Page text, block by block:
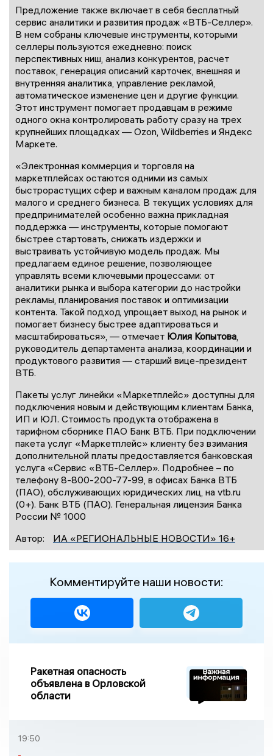
Предложение также включает в себя бесплатный
сервис аналитики и развития продаж «ВТБ-Селлер».
В нем собраны ключевые инструменты, которыми
селлеры пользуются ежедневно: поиск
перспективных ниш, анализ конкурентов, расчет
поставок, генерация описаний карточек, внешняя и
внутренняя аналитика, управление рекламой,
автоматическое изменение цен и другие функции.
Этот инструмент помогает продавцам в режиме
одного окна контролировать работу сразу на трех
крупнейших площадках — Ozon, Wildberries и Яндекс
Маркете.
«Электронная коммерция и торговля на
маркетплейсах остаются одними из самых
быстрорастущих сфер и важным каналом продаж для
малого и среднего бизнеса. В текущих условиях для
предпринимателей особенно важна прикладная
поддержка — инструменты, которые помогают
быстрее стартовать, снижать издержки и
выстраивать устойчивую модель продаж. Мы
предлагаем единое решение, позволяющее
управлять всеми ключевыми процессами: от
аналитики рынка и выбора категории до настройки
рекламы, планирования поставок и оптимизации
контента. Такой подход упрощает выход на рынок и
помогает бизнесу быстрее адаптироваться и
масштабироваться», — отмечает Юлия Копытова,
руководитель департамента анализа, координации и
продуктового развития — старший вице-президент
ВТБ.
Пакеты услуг линейки «Маркетплейс» доступны для
подключения новым и действующим клиентам Банка,
ИП и ЮЛ. Стоимость продукта отображена в
тарифном сборнике ПАО Банк ВТБ. При подключении
пакета услуг «Маркетплейс» клиенту без взимания
дополнительной платы предоставляется банковская
услуга «Сервис «ВТБ-Селлер». Подробнее – по
телефону 8-800-200-77-99, в офисах Банка ВТБ
(ПАО), обслуживающих юридических лиц, на vtb.ru
(0+). Банк ВТБ (ПАО). Генеральная лицензия Банка
России № 1000
Автор:
ИА «РЕГИОНАЛЬНЫЕ НОВОСТИ» 16+
Комментируйте наши новости:
Ракетная опасность
объявлена в Орловской
области
19:50